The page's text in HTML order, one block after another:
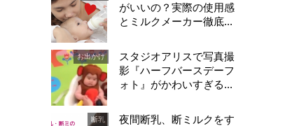
がいいの？実際の使用感
とミルクメーカー徹底...
お出かけ
スタジオアリスで写真撮
影『ハーフバースデーフ
ォト』がかわいすぎる...
断乳
夜間断乳、断ミルクをす